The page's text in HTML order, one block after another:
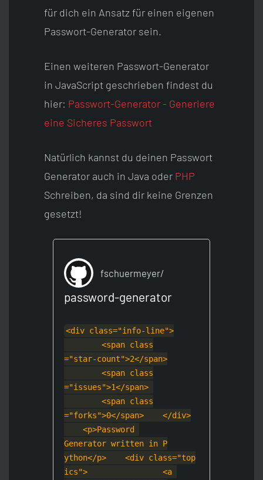
für dich ein Ansatz für einen eigenen
Passwort-Generator sein.
Einen weiteren Passwort-Generator
in JavaScript geschrieben findest du
hier: Passwort-Generator - Generiere
eine Sicheres Passwort
Natürlich kannst du deinen Passwort
Generator auch in Java oder PHP
Schreiben, da sind dir keine Grenzen
gesetzt!
fschuermeyer/
password-generator
<div class="info-line">
        <span class
="star-count">2</span>
        <span class
="issues">1</span>
        <span class
="forks">0</span>
    </div>
    <p>Password
Generator written in P
ython</p>
    <div class="top
ics">
                <a